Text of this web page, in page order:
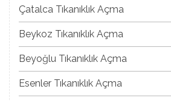
Çatalca Tıkanıklık Açma
Beykoz Tıkanıklık Açma
Beyoğlu Tıkanıklık Açma
Esenler Tıkanıklık Açma